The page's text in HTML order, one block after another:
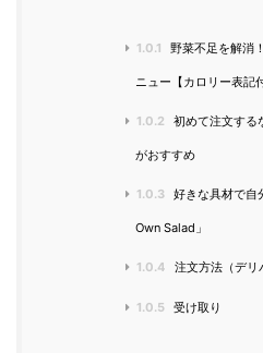
1.0.1 野菜不足を解消
ニュー【カロリー表記
1.0.2 初めて注文する
がおすすめ
1.0.3 好きな具材で自
Own Salad」
1.0.4 注文方法（デリ
1.0.5 受け取り